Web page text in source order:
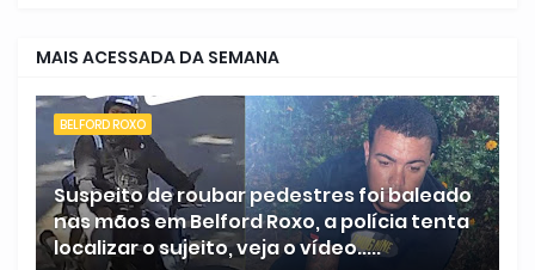
MAIS ACESSADA DA SEMANA
BELFORD ROXO
Suspeito de roubar pedestres foi baleado
nas mãos em Belford Roxo, a polícia tenta
localizar o sujeito, veja o vídeo.....